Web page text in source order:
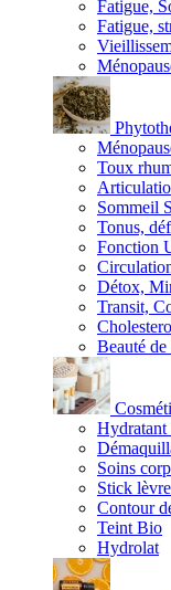
Fatigue,
Fatigue,
Toux
Sommeil
Tonus,
Fonction
Détox,
Transit,
Beauté de
Soins
Stick
Contour
Teint Bio
Hydrolat